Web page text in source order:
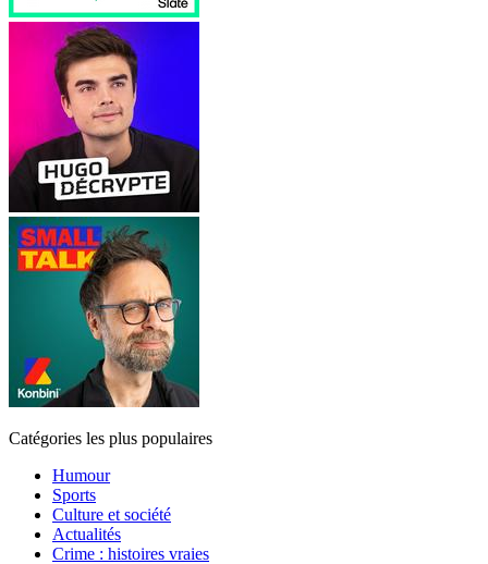
Catégories les plus populaires
Humour
Sports
Culture et société
Actualités
Crime : histoires vraies